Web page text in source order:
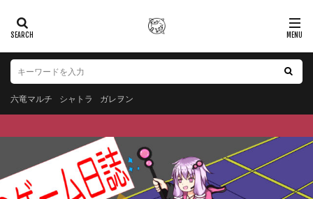
六竜マルチ シャトラ ガレヲン